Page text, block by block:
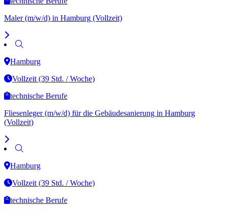
Maler (m/w/d) in Hamburg (Vollzeit)
Hamburg
Vollzeit (39 Std. / Woche)
technische Berufe
Fliesenleger (m/w/d) für die Gebäudesanierung in Hamburg
(Vollzeit)
Hamburg
Vollzeit (39 Std. / Woche)
technische Berufe